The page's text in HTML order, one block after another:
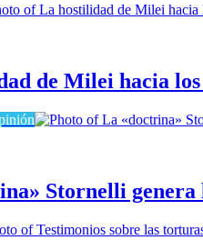
de Milei hacia
Stornelli